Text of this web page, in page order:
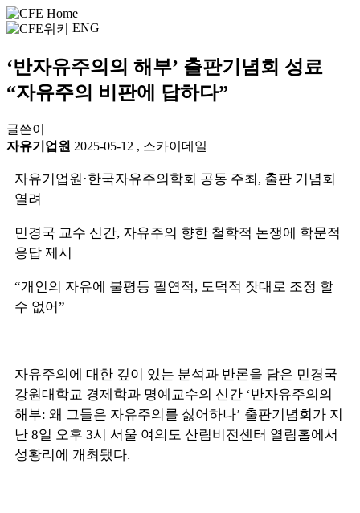
ENG
‘반자유주의의 해부’ 출판기념회 성료
“자유주의 비판에 답하다”
글쓴이
자유기업원 2025-05-12 , 스카이데일
자유기업원·한국자유주의학회 공동 주최, 출판 기념회
열려
민경국 교수 신간, 자유주의 향한 철학적 논쟁에 학문적
응답 제시
“개인의 자유에 불평등 필연적, 도덕적 잣대로 조정 할
수 없어”
자유주의에 대한 깊이 있는 분석과 반론을 담은 민경국
강원대학교 경제학과 명예교수의 신간 ‘반자유주의의
해부: 왜 그들은 자유주의를 싫어하나’ 출판기념회가 지
난 8일 오후 3시 서울 여의도 산림비전센터 열림홀에서
성황리에 개최됐다.